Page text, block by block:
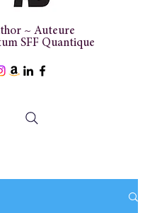
~ Auteure
SFF Quantique